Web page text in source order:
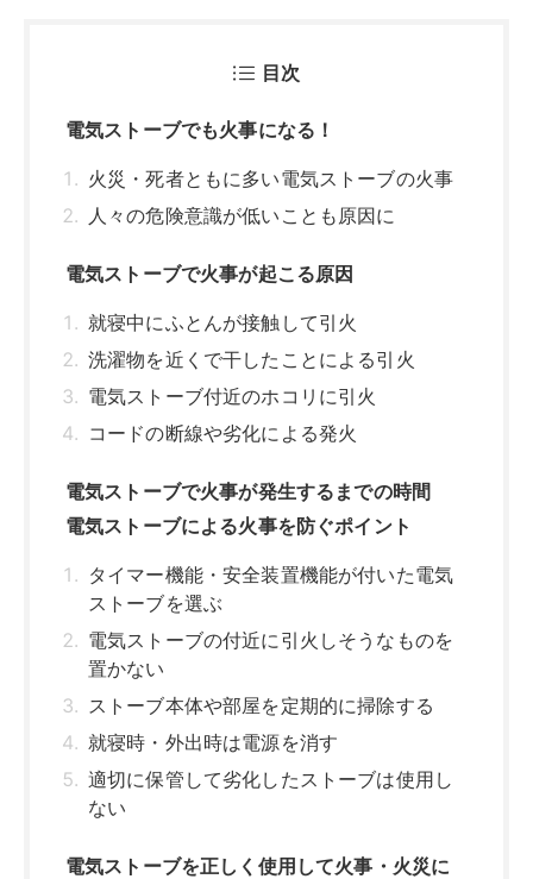
目次
電気ストーブでも火事になる！
火災・死者ともに多い電気ストーブの火事
人々の危険意識が低いことも原因に
電気ストーブで火事が起こる原因
就寝中にふとんが接触して引火
洗濯物を近くで干したことによる引火
電気ストーブ付近のホコリに引火
コードの断線や劣化による発火
電気ストーブで火事が発生するまでの時間
電気ストーブによる火事を防ぐポイント
タイマー機能・安全装置機能が付いた電気
ストーブを選ぶ
電気ストーブの付近に引火しそうなものを
置かない
ストーブ本体や部屋を定期的に掃除する
就寝時・外出時は電源を消す
適切に保管して劣化したストーブは使用し
ない
電気ストーブを正しく使用して火事・火災に